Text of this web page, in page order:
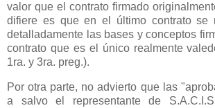
valor que el contrato firmado
difiere es que en el último contrato se
detalladamente las bases y conceptos
contrato que es el único realmente
1ra. y 3ra. preg.).
Por otra parte, no advierto que las
a salvo el representante de